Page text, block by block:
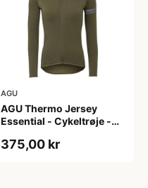
AGU
AGU Thermo Jersey
Essential - Cykeltrøje -
XXL
375,00 kr